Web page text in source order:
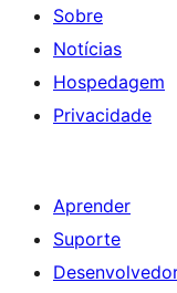
Sobre
Notícias
Hospedagem
Privacidade
Aprender
Suporte